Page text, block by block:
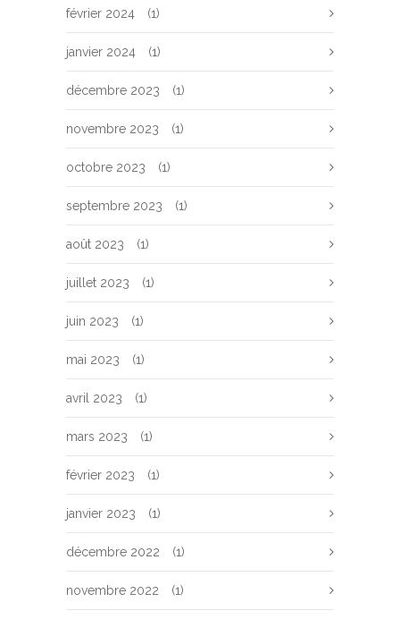
février 2024 (1)
janvier 2024 (1)
décembre 2023 (1)
novembre 2023 (1)
octobre 2023 (1)
septembre 2023 (1)
août 2023 (1)
juillet 2023 (1)
juin 2023 (1)
mai 2023 (1)
avril 2023 (1)
mars 2023 (1)
février 2023 (1)
janvier 2023 (1)
décembre 2022 (1)
novembre 2022 (1)